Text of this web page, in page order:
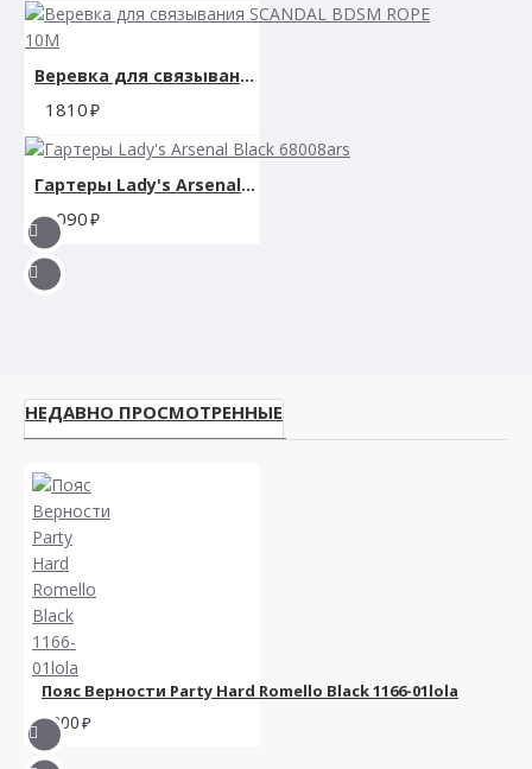
Веревка для связывания SCANDAL BDSM ROPE 10M
1810
Гартеры Lady's Arsenal Black 68008ars
3090
НЕДАВНО ПРОСМОТРЕННЫЕ
Пояс Верности Party Hard Romello Black 1166-01lola
1200